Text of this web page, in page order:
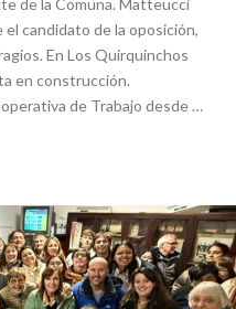
candidato de la oposición,
En Los Quirquinchos
en construcción.
de Trabajo desde …